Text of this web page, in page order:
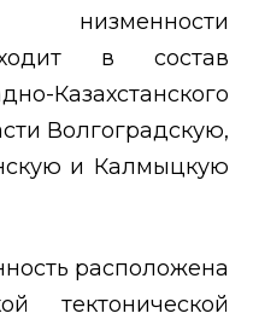
в состав
Казахстанского
Волгоградскую,
и Калмыцкую
расположена
тектонической